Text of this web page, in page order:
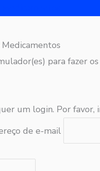
para fazer
um login. Por favor,
de e-mail